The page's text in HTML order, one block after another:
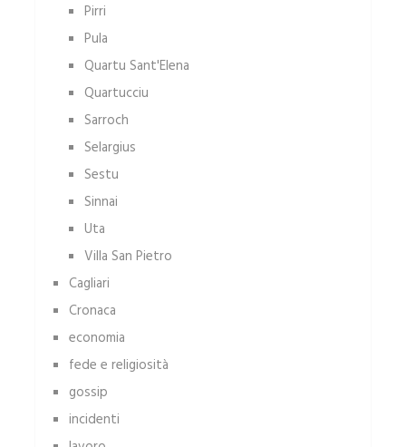
Pirri
Pula
Quartu Sant'Elena
Quartucciu
Sarroch
Selargius
Sestu
Sinnai
Uta
Villa San Pietro
Cagliari
Cronaca
economia
fede e religiosità
gossip
incidenti